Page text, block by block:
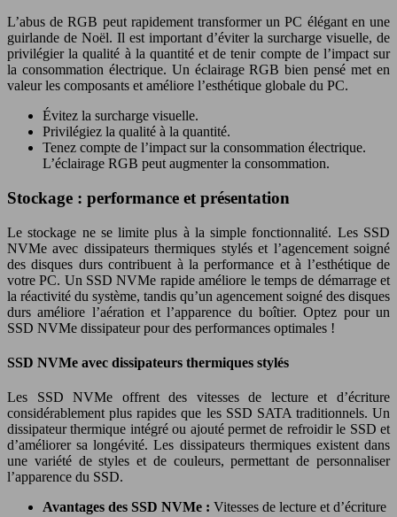
L’abus de RGB peut rapidement transformer un PC élégant en une
guirlande de Noël. Il est important d’éviter la surcharge visuelle, de
privilégier la qualité à la quantité et de tenir compte de l’impact sur
la consommation électrique. Un éclairage RGB bien pensé met en
valeur les composants et améliore l’esthétique globale du PC.
Évitez la surcharge visuelle.
Privilégiez la qualité à la quantité.
Tenez compte de l’impact sur la consommation électrique.
L’éclairage RGB peut augmenter la consommation.
Stockage : performance et présentation
Le stockage ne se limite plus à la simple fonctionnalité. Les SSD
NVMe avec dissipateurs thermiques stylés et l’agencement soigné
des disques durs contribuent à la performance et à l’esthétique de
votre PC. Un SSD NVMe rapide améliore le temps de démarrage et
la réactivité du système, tandis qu’un agencement soigné des disques
durs améliore l’aération et l’apparence du boîtier. Optez pour un
SSD NVMe dissipateur pour des performances optimales !
SSD NVMe avec dissipateurs thermiques stylés
Les SSD NVMe offrent des vitesses de lecture et d’écriture
considérablement plus rapides que les SSD SATA traditionnels. Un
dissipateur thermique intégré ou ajouté permet de refroidir le SSD et
d’améliorer sa longévité. Les dissipateurs thermiques existent dans
une variété de styles et de couleurs, permettant de personnaliser
l’apparence du SSD.
Avantages des SSD NVMe : Vitesses de lecture et d’écriture